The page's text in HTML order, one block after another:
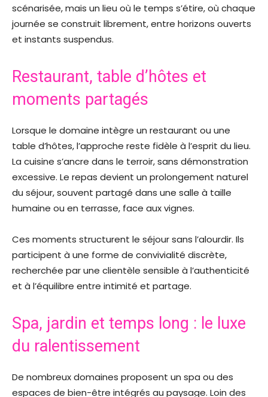
scénarisée, mais un lieu où le temps s’étire, où chaque
journée se construit librement, entre horizons ouverts
et instants suspendus.
Restaurant, table d’hôtes et
moments partagés
Lorsque le domaine intègre un restaurant ou une
table d’hôtes, l’approche reste fidèle à l’esprit du lieu.
La cuisine s’ancre dans le terroir, sans démonstration
excessive. Le repas devient un prolongement naturel
du séjour, souvent partagé dans une salle à taille
humaine ou en terrasse, face aux vignes.
Ces moments structurent le séjour sans l’alourdir. Ils
participent à une forme de convivialité discrète,
recherchée par une clientèle sensible à l’authenticité
et à l’équilibre entre intimité et partage.
Spa, jardin et temps long : le luxe
du ralentissement
De nombreux domaines proposent un spa ou des
espaces de bien-être intégrés au paysage. Loin des